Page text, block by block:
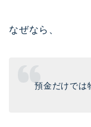
なぜなら、
預金だけでは